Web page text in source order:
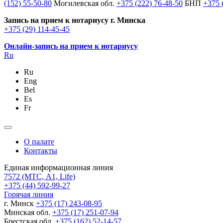
(152) 55-50-80 Могилевская обл. +375 (222) 76-48-50 БНП +375
Запись на прием к нотариусу г. Минска
+375 (29) 114-45-45
Онлайн-запись на прием к нотариусу
Ru
Ru
Eng
Bel
Es
Fr
О палате
Контакты
Единая информационная линия
7572 (МТС, A1, Life)
+375 (44) 592-99-27
Горячая линия
г. Минск +375 (17) 243-08-95
Минская обл. +375 (17) 251-07-94
Брестская обл. +375 (162) 52-14-57